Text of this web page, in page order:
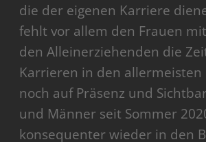
die der eigenen Karriere
fehlt vor allem den Frauen
den Alleinerziehenden die
Karrieren in den
noch auf Präsenz und
und Männer seit Sommer
konsequenter wieder in den